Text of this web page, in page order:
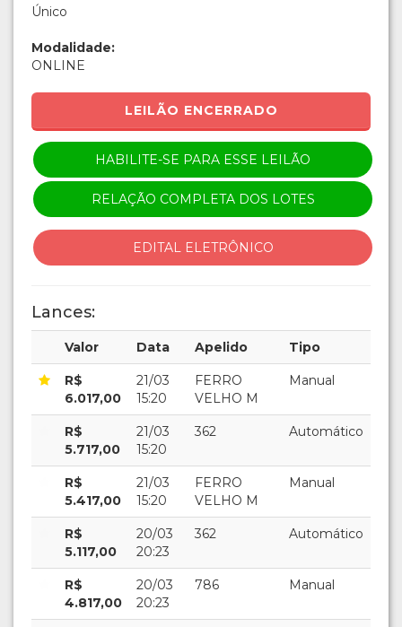
Único
Modalidade:
ONLINE
LEILÃO ENCERRADO
HABILITE-SE PARA ESSE LEILÃO
RELAÇÃO COMPLETA DOS LOTES
EDITAL ELETRÔNICO
Lances:
Valor Data Apelido Tipo
R$
6.017,00
21/03
15:20
FERRO
VELHO M
Manual
R$
5.717,00
21/03
15:20
362 Automático
R$
5.417,00
21/03
15:20
FERRO
VELHO M
Manual
R$
5.117,00
20/03
20:23
362 Automático
R$
4.817,00
20/03
20:23
786 Manual